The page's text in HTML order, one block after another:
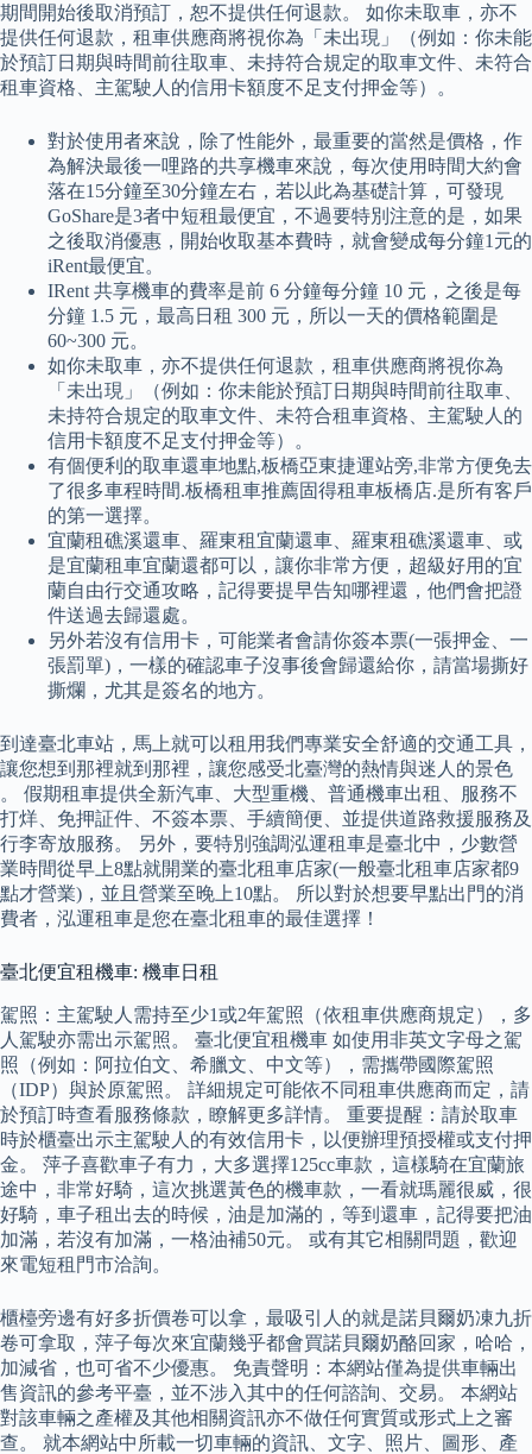
期間開始後取消預訂，恕不提供任何退款。 如你未取車，亦不
提供任何退款，租車供應商將視你為「未出現」（例如：你未能
於預訂日期與時間前往取車、未持符合規定的取車文件、未符合
租車資格、主駕駛人的信用卡額度不足支付押金等）。
對於使用者來說，除了性能外，最重要的當然是價格，作
為解決最後一哩路的共享機車來說，每次使用時間大約會
落在15分鐘至30分鐘左右，若以此為基礎計算，可發現
GoShare是3者中短租最便宜，不過要特別注意的是，如果
之後取消優惠，開始收取基本費時，就會變成每分鐘1元的
iRent最便宜。
IRent 共享機車的費率是前 6 分鐘每分鐘 10 元，之後是每
分鐘 1.5 元，最高日租 300 元，所以一天的價格範圍是
60~300 元。
如你未取車，亦不提供任何退款，租車供應商將視你為
「未出現」（例如：你未能於預訂日期與時間前往取車、
未持符合規定的取車文件、未符合租車資格、主駕駛人的
信用卡額度不足支付押金等）。
有個便利的取車還車地點,板橋亞東捷運站旁,非常方便免去
了很多車程時間.板橋租車推薦固得租車板橋店.是所有客戶
的第一選擇。
宜蘭租礁溪還車、羅東租宜蘭還車、羅東租礁溪還車、或
是宜蘭租車宜蘭還都可以，讓你非常方便，超級好用的宜
蘭自由行交通攻略，記得要提早告知哪裡還，他們會把證
件送過去歸還處。
另外若沒有信用卡，可能業者會請你簽本票(一張押金、一
張罰單)，一樣的確認車子沒事後會歸還給你，請當場撕好
撕爛，尤其是簽名的地方。
到達臺北車站，馬上就可以租用我們專業安全舒適的交通工具，
讓您想到那裡就到那裡，讓您感受北臺灣的熱情與迷人的景色
。 假期租車提供全新汽車、大型重機、普通機車出租、服務不
打烊、免押証件、不簽本票、手續簡便、並提供道路救援服務及
行李寄放服務。 另外，要特別強調泓運租車是臺北中，少數營
業時間從早上8點就開業的臺北租車店家(一般臺北租車店家都9
點才營業)，並且營業至晚上10點。 所以對於想要早點出門的消
費者，泓運租車是您在臺北租車的最佳選擇！
臺北便宜租機車: 機車日租
駕照：主駕駛人需持至少1或2年駕照（依租車供應商規定），多
人駕駛亦需出示駕照。 臺北便宜租機車 如使用非英文字母之駕
照（例如：阿拉伯文、希臘文、中文等），需攜帶國際駕照
（IDP）與於原駕照。 詳細規定可能依不同租車供應商而定，請
於預訂時查看服務條款，瞭解更多詳情。 重要提醒：請於取車
時於櫃臺出示主駕駛人的有效信用卡，以便辦理預授權或支付押
金。 萍子喜歡車子有力，大多選擇125cc車款，這樣騎在宜蘭旅
途中，非常好騎，這次挑選黃色的機車款，一看就瑪麗很威，很
好騎，車子租出去的時候，油是加滿的，等到還車，記得要把油
加滿，若沒有加滿，一格油補50元。 或有其它相關問題，歡迎
來電短租門市洽詢。
櫃檯旁邊有好多折價卷可以拿，最吸引人的就是諾貝爾奶凍九折
卷可拿取，萍子每次來宜蘭幾乎都會買諾貝爾奶酪回家，哈哈，
加減省，也可省不少優惠。 免責聲明：本網站僅為提供車輛出
售資訊的參考平臺，並不涉入其中的任何諮詢、交易。 本網站
對該車輛之產權及其他相關資訊亦不做任何實質或形式上之審
查。 就本網站中所載一切車輛的資訊、文字、照片、圖形、產